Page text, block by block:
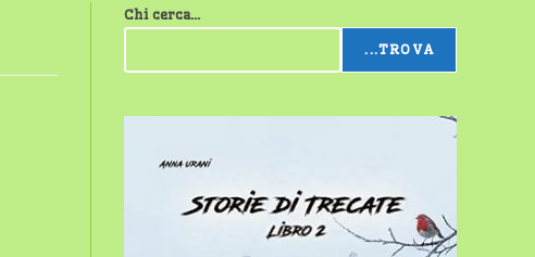
sul
Chi cerca...
...TROVA